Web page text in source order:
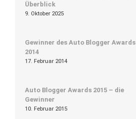
Überblick
9. Oktober 2025
Gewinner des Auto Blogger Awards
2014
17. Februar 2014
Auto Blogger Awards 2015 – die
Gewinner
10. Februar 2015